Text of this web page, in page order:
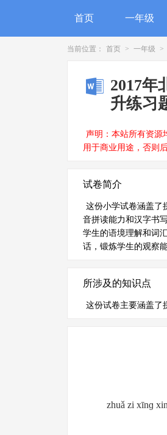
首页 一年级
当前位置： 首页 > 一年级 >
2017年
升练习
声明：本站所有资源
用于商业用途，否则后
试卷简介
这份小学试卷涵盖了
音拼读能力和汉字书
学生的语境理解和词
话，锻炼学生的观察
所涉及的知识点
这份试卷主要涵盖了
zhuǎ zi xīnɡ